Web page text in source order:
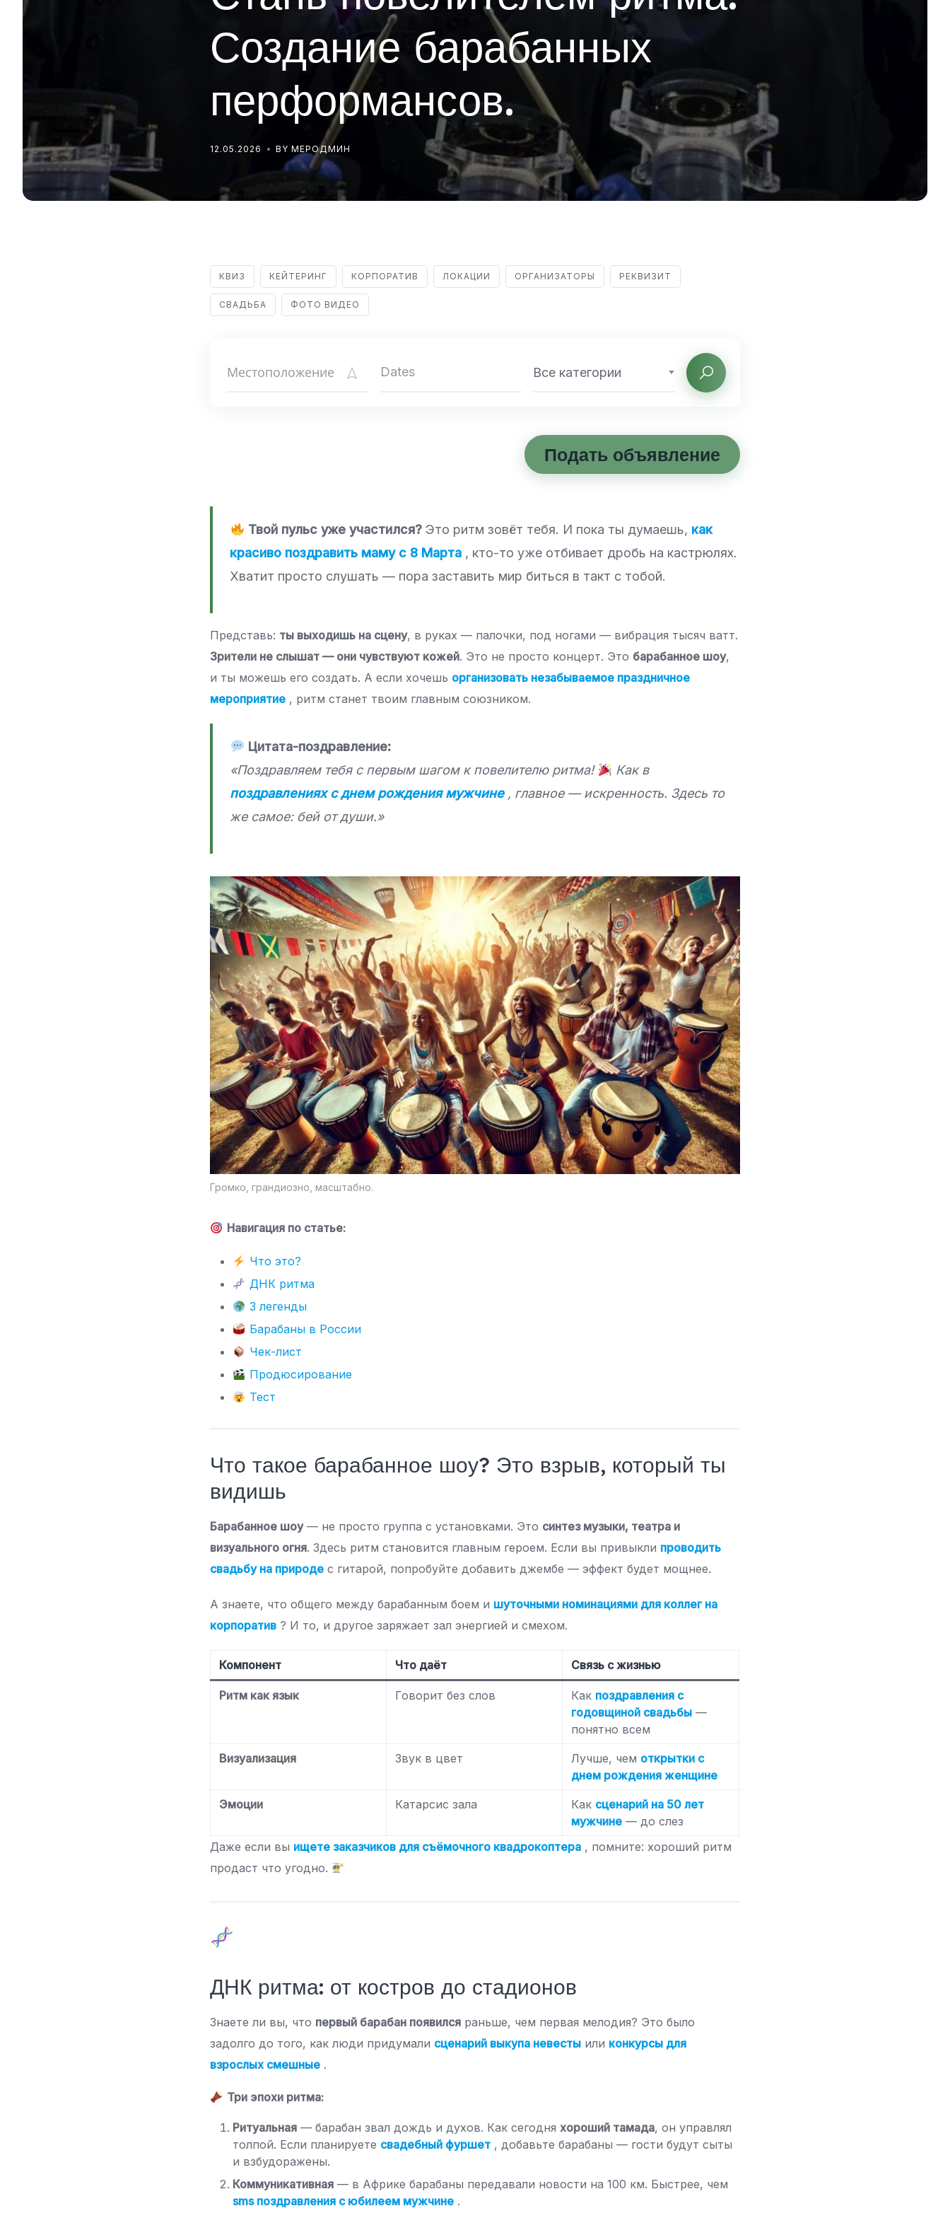
Создание барабанных
перформансов.
12.05.2026 BY МЕРОДМИН
КВИЗ КЕЙТЕРИНГ КОРПОРАТИВ ЛОКАЦИИ ОРГАНИЗАТОРЫ РЕКВИЗИТ
СВАДЬБА ФОТО ВИДЕО
Все категории
Подать объявление
Твой пульс уже участился?Это ритм зовёт тебя. И пока ты думаешь, как
красиво поздравить маму с 8 Марта , кто-то уже отбивает дробь на кастрюлях.
Хватит просто слушать — пора заставить мир биться в такт с тобой.
Представь: ты выходишь на сцену, в руках — палочки, под ногами — вибрация тысяч ватт.
Зрители не слышат — они чувствуют кожей. Это не просто концерт. Это барабанное шоу,
и ты можешь его создать. А если хочешь организовать незабываемое праздничное
мероприятие , ритм станет твоим главным союзником.
Цитата-поздравление:
«Поздравляем тебя с первым шагом к повелителю ритма!
Как в
поздравлениях с днем рождения мужчине, главное — искренность. Здесь то
же самое: бей от души.»
Громко, грандиозно, масштабно.
Навигация по статье:
Что это?
ДНК ритма
3 легенды
Барабаны в России
Чек-лист
Продюсирование
Тест
Что такое барабанное шоу? Это взрыв, который ты
видишь
Барабанное шоу— не просто группа с установками. Это синтез музыки, театра и
визуального огня. Здесь ритм становится главным героем. Если вы привыкли проводить
свадьбу на природе с гитарой, попробуйте добавить джембе — эффект будет мощнее.
А знаете, что общего между барабанным боем и шуточными номинациями для коллег на
корпоратив ? И то, и другое заряжает зал энергией и смехом.
Компонент Что даёт Связь с жизнью
Ритм как язык Говорит без слов Как поздравления с
годовщиной свадьбы —
понятно всем
Визуализация Звук в цвет Лучше, чем открытки с
днем рождения женщине
Эмоции Катарсис зала Как сценарий на 50 лет
мужчине — до слез
Даже если вы ищете заказчиков для съёмочного квадрокоптера , помните: хороший ритм
продаст что угодно.
ДНК ритма: от костров до стадионов
Знаете ли вы, что первый барабан появился раньше, чем первая мелодия? Это было
задолго до того, как люди придумали сценарий выкупа невесты или конкурсы для
взрослых смешные .
Три эпохи ритма:
Ритуальная — барабан звал дождь и духов. Как сегодняхороший тамада, он управлял
толпой. Если планируете свадебный фуршет , добавьте барабаны — гости будут сыты
и взбудоражены.
Коммуникативная — в Африке барабаны передавали новости на 100 км. Быстрее, чем
sms поздравления с юбилеем мужчине .